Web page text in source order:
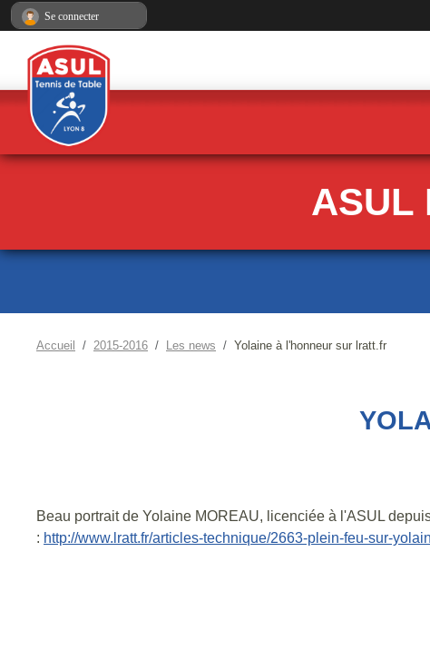
ASUL
Accueil 2015-2016 Les news Yolaine à l'honneur sur lratt.fr
Beau portrait de Yolaine MOREAU, licenciée à l'ASUL
: http://www.lratt.fr/articles-technique/2663-plein-feu-sur-
Se connecter
Panneau de gestion des cookies